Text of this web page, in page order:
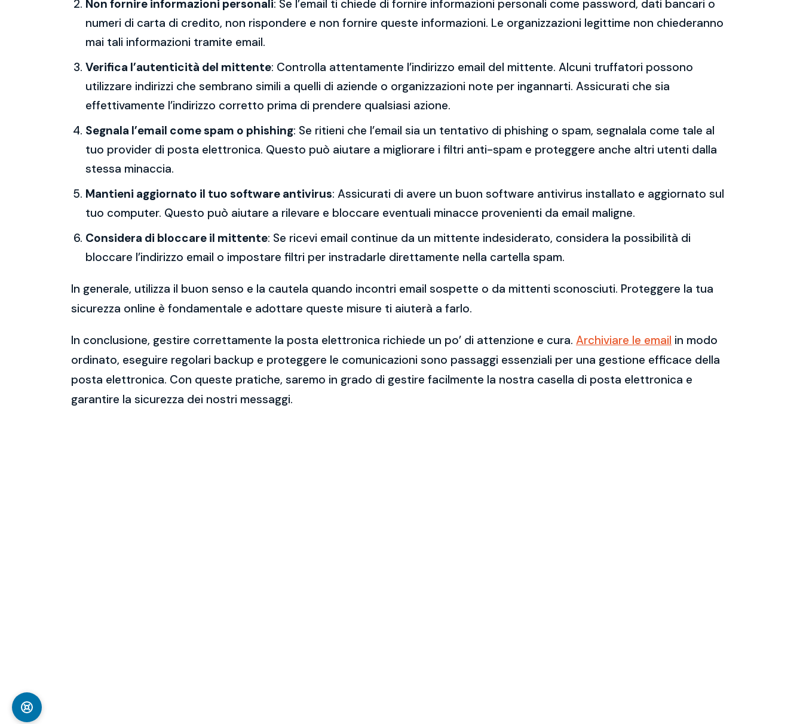
Non fornire informazioni personali: Se l’email ti chiede di fornire informazioni personali come password, dati bancari o
numeri di carta di credito, non rispondere e non fornire queste informazioni. Le organizzazioni legittime non chiederanno
mai tali informazioni tramite email.
Verifica l’autenticità del mittente: Controlla attentamente l’indirizzo email del mittente. Alcuni truffatori possono
utilizzare indirizzi che sembrano simili a quelli di aziende o organizzazioni note per ingannarti. Assicurati che sia
effettivamente l’indirizzo corretto prima di prendere qualsiasi azione.
Segnala l’email come spam o phishing: Se ritieni che l’email sia un tentativo di phishing o spam, segnalala come tale al
tuo provider di posta elettronica. Questo può aiutare a migliorare i filtri anti-spam e proteggere anche altri utenti dalla
stessa minaccia.
Mantieni aggiornato il tuo software antivirus: Assicurati di avere un buon software antivirus installato e aggiornato sul
tuo computer. Questo può aiutare a rilevare e bloccare eventuali minacce provenienti da email maligne.
Considera di bloccare il mittente: Se ricevi email continue da un mittente indesiderato, considera la possibilità di
bloccare l’indirizzo email o impostare filtri per instradarle direttamente nella cartella spam.
In generale, utilizza il buon senso e la cautela quando incontri email sospette o da mittenti sconosciuti. Proteggere la tua
sicurezza online è fondamentale e adottare queste misure ti aiuterà a farlo.
In conclusione, gestire correttamente la posta elettronica richiede un po’ di attenzione e cura. Archiviare le email in modo
ordinato, eseguire regolari backup e proteggere le comunicazioni sono passaggi essenziali per una gestione efficace della
posta elettronica. Con queste pratiche, saremo in grado di gestire facilmente la nostra casella di posta elettronica e
garantire la sicurezza dei nostri messaggi.